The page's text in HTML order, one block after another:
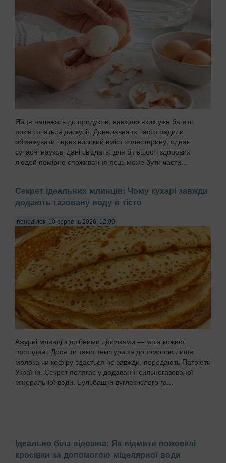
Яйця належать до продуктів, навколо яких уже багато
років точаться дискусії. Донедавна їх часто радили
обмежувати через високий вміст холестерину, однак
сучасні наукові дані свідчать: для більшості здорових
людей помірне споживання яєць може бути части...
Секрет ідеальних млинців: Чому кухарі завжди
додають газовану воду в тісто
понеділок, 10 серпень 2026, 12:09
Ажурні млинці з дрібними дірочками — мрія кожної
господині. Досягти такої текстури за допомогою лише
молока чи кефіру вдається не завжди, передають Патріоти
України. Секрет полягає у додаванні сильногазованої
мінеральної води. Бульбашки вуглекислого га...
Ідеально біла підошва: Як відмити пожовклі
кросівки за допомогою міцелярної води